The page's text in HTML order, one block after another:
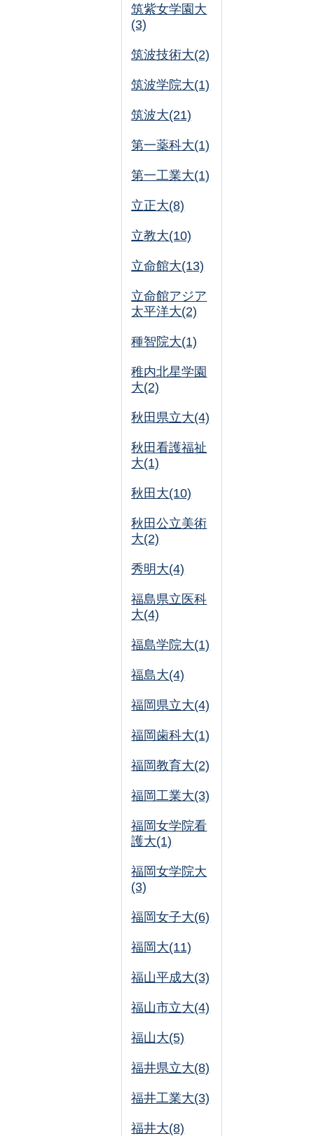
筑紫女学園大
(3)
筑波技術大(2)
筑波学院大(1)
筑波大(21)
第一薬科大(1)
第一工業大(1)
立正大(8)
立教大(10)
立命館大(13)
立命館アジア
太平洋大(2)
種智院大(1)
稚内北星学園
大(2)
秋田県立大(4)
秋田看護福祉
大(1)
秋田大(10)
秋田公立美術
大(2)
秀明大(4)
福島県立医科
大(4)
福島学院大(1)
福島大(4)
福岡県立大(4)
福岡歯科大(1)
福岡教育大(2)
福岡工業大(3)
福岡女学院看
護大(1)
福岡女学院大
(3)
福岡女子大(6)
福岡大(11)
福山平成大(3)
福山市立大(4)
福山大(5)
福井県立大(8)
福井工業大(3)
福井大(8)